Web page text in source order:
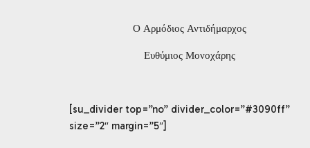
Ο Αρμόδιος Αντιδήμαρχος
Ευθύμιος Μονοχάρης
[su_divider top=”no” divider_color=”#3090ff”
size=”2″ margin=”5″]